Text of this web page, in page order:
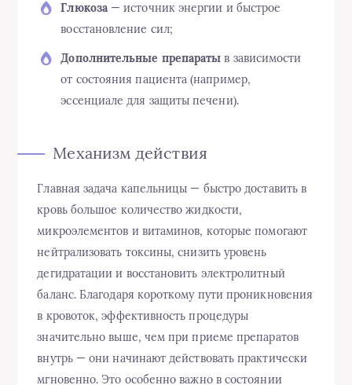
Глюкоза— источник энергии и быстрое
восстановление сил;
Дополнительные препараты в зависимости
от состояния пациента (например,
эссенциале для защиты печени).
Механизм действия
Главная задача капельницы — быстро доставить в
кровь большое количество жидкости,
микроэлементов и витаминов, которые помогают
нейтрализовать токсины, снизить уровень
дегидратации и восстановить электролитный
баланс. Благодаря короткому пути проникновения
в кровоток, эффективность процедуры
значительно выше, чем при приеме препаратов
внутрь — они начинают действовать практически
мгновенно. Это особенно важно в состоянии